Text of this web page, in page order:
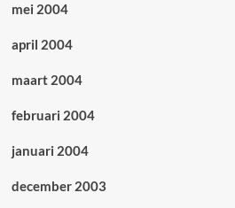
mei 2004
april 2004
maart 2004
februari 2004
januari 2004
december 2003